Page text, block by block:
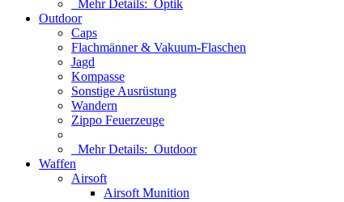
Mehr Details: Optik
Outdoor
Caps
Flachmänner & Vakuum-Flaschen
Jagd
Kompasse
Sonstige Ausrüstung
Wandern
Zippo Feuerzeuge
Mehr Details: Outdoor
Waffen
Airsoft
Airsoft Munition